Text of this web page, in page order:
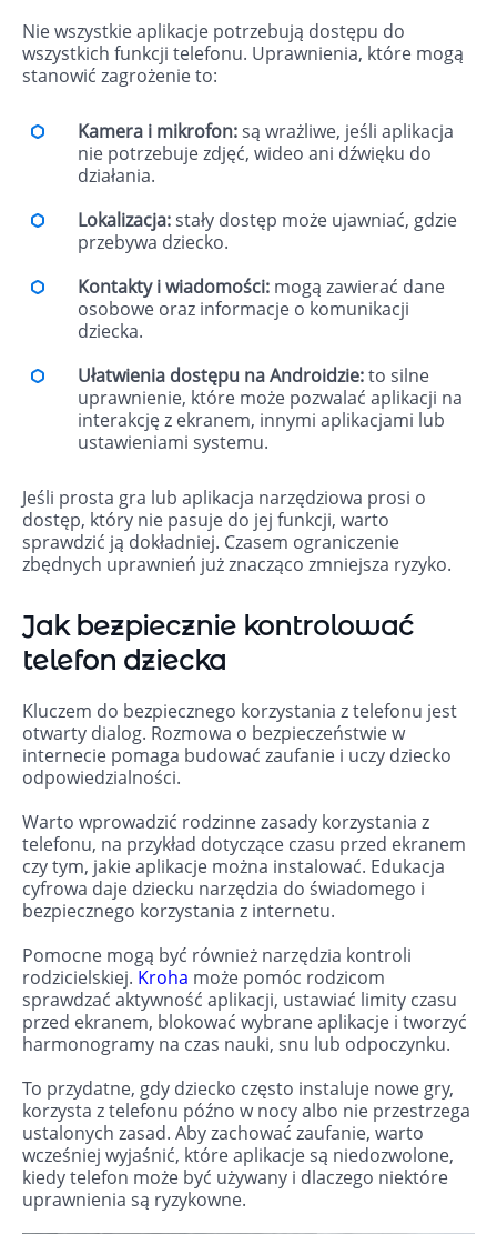
Nie wszystkie aplikacje potrzebują dostępu do
wszystkich funkcji telefonu. Uprawnienia, które mogą
stanowić zagrożenie to:
Kamera i mikrofon:są wrażliwe, jeśli aplikacja
nie potrzebuje zdjęć, wideo ani dźwięku do
działania.
Lokalizacja:stały dostęp może ujawniać, gdzie
przebywa dziecko.
Kontakty i wiadomości: mogą zawierać dane
osobowe oraz informacje o komunikacji
dziecka.
Ułatwienia dostępu na Androidzie:to silne
uprawnienie, które może pozwalać aplikacji na
interakcję z ekranem, innymi aplikacjami lub
ustawieniami systemu.
Jeśli prosta gra lub aplikacja narzędziowa prosi o
dostęp, który nie pasuje do jej funkcji, warto
sprawdzić ją dokładniej. Czasem ograniczenie
zbędnych uprawnień już znacząco zmniejsza ryzyko.
Jak bezpiecznie kontrolować
telefon dziecka
Kluczem do bezpiecznego korzystania z telefonu jest
otwarty dialog. Rozmowa o bezpieczeństwie w
internecie pomaga budować zaufanie i uczy dziecko
odpowiedzialności.
Warto wprowadzić rodzinne zasady korzystania z
telefonu, na przykład dotyczące czasu przed ekranem
czy tym, jakie aplikacje można instalować. Edukacja
cyfrowa daje dziecku narzędzia do świadomego i
bezpiecznego korzystania z internetu.
Pomocne mogą być również narzędzia kontroli
rodzicielskiej. Kroha może pomóc rodzicom
sprawdzać aktywność aplikacji, ustawiać limity czasu
przed ekranem, blokować wybrane aplikacje i tworzyć
harmonogramy na czas nauki, snu lub odpoczynku.
To przydatne, gdy dziecko często instaluje nowe gry,
korzysta z telefonu późno w nocy albo nie przestrzega
ustalonych zasad. Aby zachować zaufanie, warto
wcześniej wyjaśnić, które aplikacje są niedozwolone,
kiedy telefon może być używany i dlaczego niektóre
uprawnienia są ryzykowne.